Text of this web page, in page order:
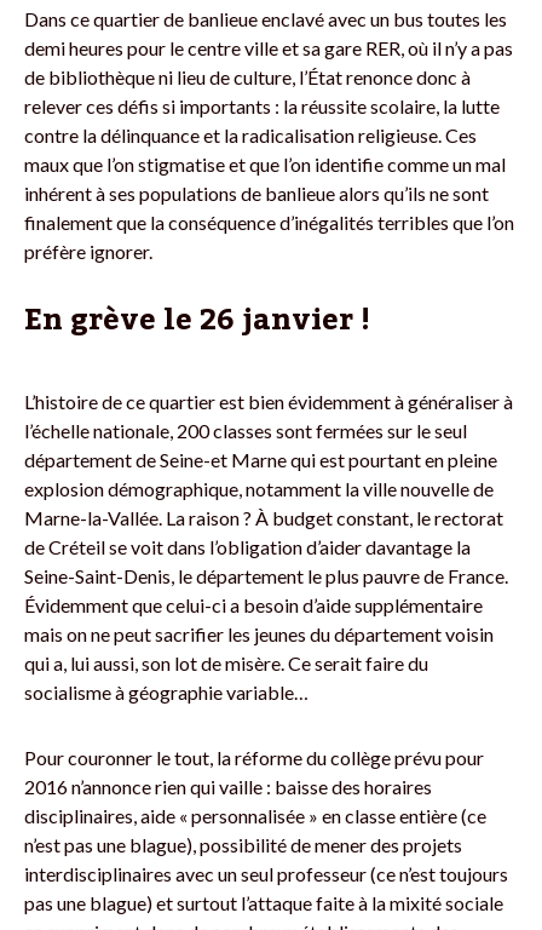
Dans ce quartier de banlieue enclavé avec un bus toutes les
demi heures pour le centre ville et sa gare RER, où il n’y a pas
de bibliothèque ni lieu de culture, l’État renonce donc à
relever ces défis si importants : la réussite scolaire, la lutte
contre la délinquance et la radicalisation religieuse. Ces
maux que l’on stigmatise et que l’on identifie comme un mal
inhérent à ses populations de banlieue alors qu’ils ne sont
finalement que la conséquence d’inégalités terribles que l’on
préfère ignorer.
En grève le 26 janvier !
L’histoire de ce quartier est bien évidemment à généraliser à
l’échelle nationale, 200 classes sont fermées sur le seul
département de Seine-et Marne qui est pourtant en pleine
explosion démographique, notamment la ville nouvelle de
Marne-la-Vallée. La raison ? À budget constant, le rectorat
de Créteil se voit dans l’obligation d’aider davantage la
Seine-Saint-Denis, le département le plus pauvre de France.
Évidemment que celui-ci a besoin d’aide supplémentaire
mais on ne peut sacrifier les jeunes du département voisin
qui a, lui aussi, son lot de misère. Ce serait faire du
socialisme à géographie variable…
Pour couronner le tout, la réforme du collège prévu pour
2016 n’annonce rien qui vaille : baisse des horaires
disciplinaires, aide « personnalisée » en classe entière (ce
n’est pas une blague), possibilité de mener des projets
interdisciplinaires avec un seul professeur (ce n’est toujours
pas une blague) et surtout l’attaque faite à la mixité sociale